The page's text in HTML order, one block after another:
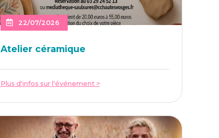
22/07/2026
Ate­lier céramique
Plus d'infos sur l'événement >